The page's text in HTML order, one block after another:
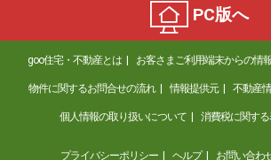
PC版へ
goo住宅・不動産とは お客さまご利用端末からの情
物件に関するお問合せの流れ 情報提供元 不動産
個人情報の取り扱いについて 消費税に関す
プライバシーポリシー ヘルプ お問い合わ